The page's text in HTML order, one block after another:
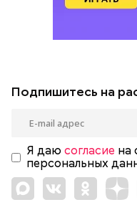
Подпишитесь на
Я даю согласие на
персональных